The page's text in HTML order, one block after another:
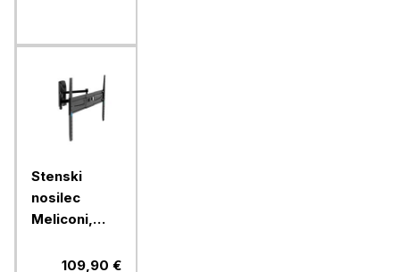
Stenski
nosilec
Meliconi,
FDRP600,
109,90 €